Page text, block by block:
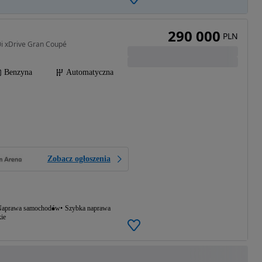
xDrive Gran Coupé
Benzyna Automatyczna
Zobacz ogłoszenia
samochodów Szybka naprawa
290 000 PLN